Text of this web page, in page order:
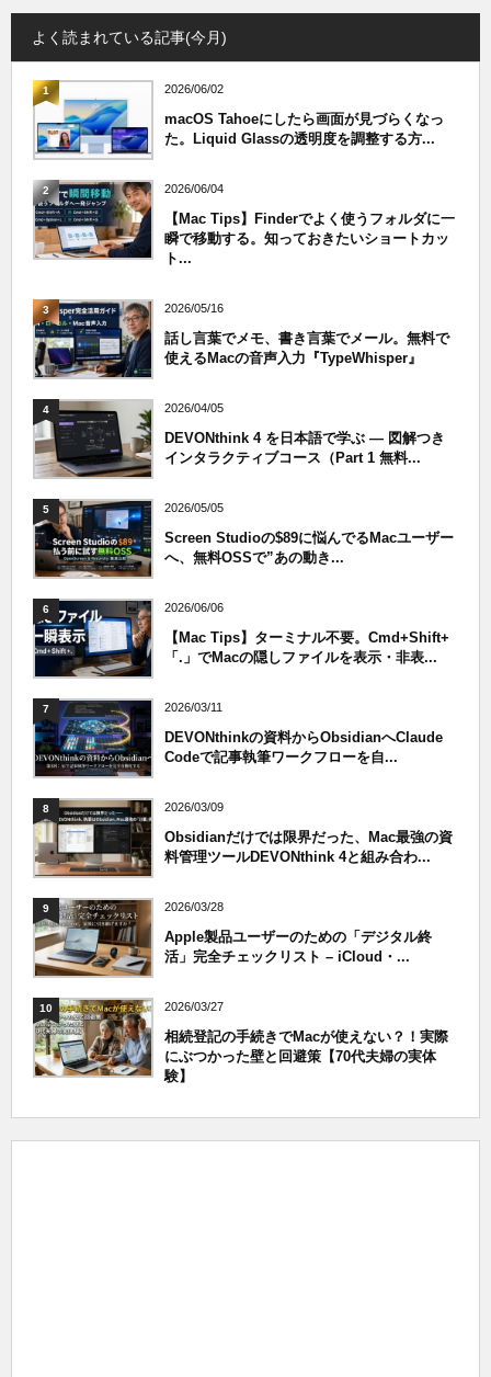
よく読まれている記事(今月)
1 2026/06/02
macOS Tahoeにしたら画面が見づらくなっ
た。Liquid Glassの透明度を調整する方...
2 2026/06/04
【Mac Tips】Finderでよく使うフォルダに一
瞬で移動する。知っておきたいショートカッ
ト...
3 2026/05/16
話し言葉でメモ、書き言葉でメール。無料で
使えるMacの音声入力『TypeWhisper』
4 2026/04/05
DEVONthink 4 を日本語で学ぶ — 図解つき
インタラクティブコース（Part 1 無料...
5 2026/05/05
Screen Studioの$89に悩んでるMacユーザー
へ、無料OSSで”あの動き...
6 2026/06/06
【Mac Tips】ターミナル不要。Cmd+Shift+
「.」でMacの隠しファイルを表示・非表...
7 2026/03/11
DEVONthinkの資料からObsidianへClaude
Codeで記事執筆ワークフローを自...
8 2026/03/09
Obsidianだけでは限界だった、Mac最強の資
料管理ツールDEVONthink 4と組み合わ...
9 2026/03/28
Apple製品ユーザーのための「デジタル終
活」完全チェックリスト – iCloud・...
10 2026/03/27
相続登記の手続きでMacが使えない？！実際
にぶつかった壁と回避策【70代夫婦の実体
験】